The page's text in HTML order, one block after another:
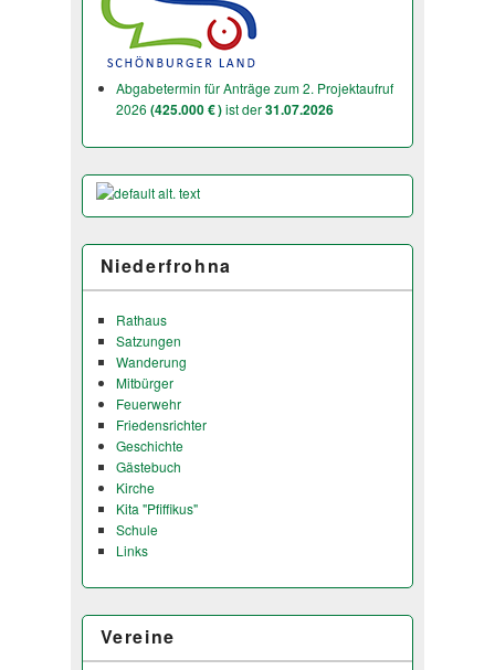
Abgabetermin für Anträge zum 2. Projektaufruf
2026 (425.000 € )ist der31.07.2026
Niederfrohna
Rathaus
Satzungen
Wanderung
Mitbürger
Feuerwehr
Friedensrichter
Geschichte
Gästebuch
Kirche
Kita "Pfiffikus"
Schule
Links
Vereine